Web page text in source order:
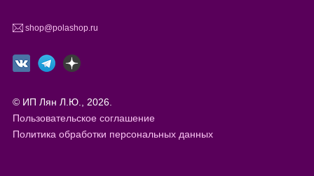
shop@polashop.ru
© ИП Лян Л.Ю., 2026.
Пользовательское соглашение
Политика обработки персональных данных